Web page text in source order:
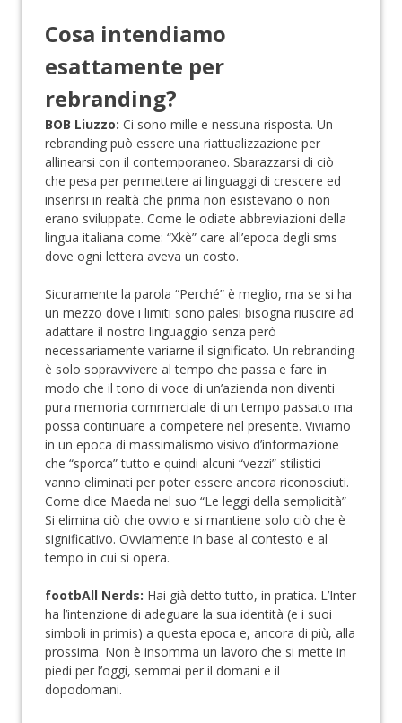
Cosa intendiamo
esattamente per
rebranding?
BOB Liuzzo: Ci sono mille e nessuna risposta. Un
rebranding può essere una riattualizzazione per
allinearsi con il contemporaneo. Sbarazzarsi di ciò
che pesa per permettere ai linguaggi di crescere ed
inserirsi in realtà che prima non esistevano o non
erano sviluppate. Come le odiate abbreviazioni della
lingua italiana come: “Xkè” care all’epoca degli sms
dove ogni lettera aveva un costo.
Sicuramente la parola “Perché” è meglio, ma se si ha
un mezzo dove i limiti sono palesi bisogna riuscire ad
adattare il nostro linguaggio senza però
necessariamente variarne il significato. Un rebranding
è solo sopravvivere al tempo che passa e fare in
modo che il tono di voce di un’azienda non diventi
pura memoria commerciale di un tempo passato ma
possa continuare a competere nel presente. Viviamo
in un epoca di massimalismo visivo d’informazione
che “sporca” tutto e quindi alcuni “vezzi” stilistici
vanno eliminati per poter essere ancora riconosciuti.
Come dice Maeda nel suo “Le leggi della semplicità”
Si elimina ciò che ovvio e si mantiene solo ciò che è
significativo. Ovviamente in base al contesto e al
tempo in cui si opera.
footbAll Nerds: Hai già detto tutto, in pratica. L’Inter
ha l’intenzione di adeguare la sua identità (e i suoi
simboli in primis) a questa epoca e, ancora di più, alla
prossima. Non è insomma un lavoro che si mette in
piedi per l’oggi, semmai per il domani e il
dopodomani.